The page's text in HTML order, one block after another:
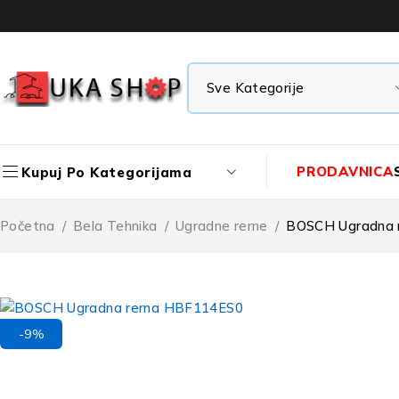
Kupuj Po Kategorijama PRODAVNICA
Početna / Bela Tehnika / Ugradne rerne / BOSCH
-9%